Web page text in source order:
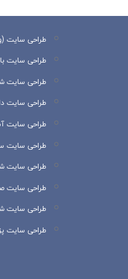
طراحی سایت
طراحی سایت با MVC
طراحی
طراحی سایت
طراحی سایت
طراحی سایت
طراحی سایت
طراحی سایت
طراحی سایت
طراحی سایت